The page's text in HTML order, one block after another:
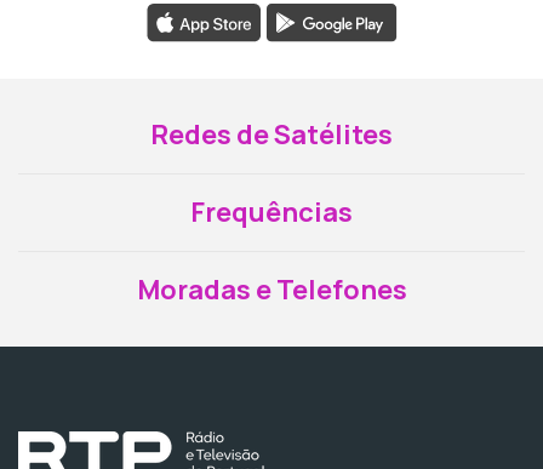
Redes de Satélites
Frequências
Moradas e Telefones